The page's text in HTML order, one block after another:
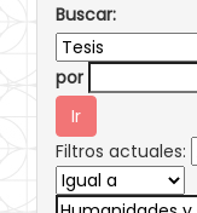
Buscar:
por
Filtros actuales: